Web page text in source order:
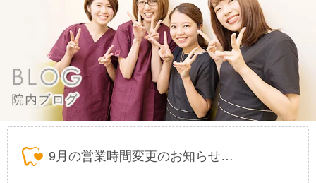
9月の営業時間変更のお知らせ…